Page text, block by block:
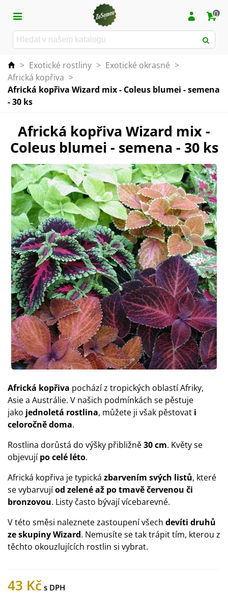
0
> Exotické rostliny > Exotické okrasné >
Africká kopřiva >
Africká kopřiva Wizard mix - Coleus blumei - semena
- 30 ks
Africká kopřiva Wizard mix -
Coleus blumei - semena - 30 ks
Africká kopřiva pochází z tropických oblastí Afriky,
Asie a Austrálie. V našich podmínkách se pěstuje
jako jednoletá rostlina, můžete ji však pěstovat i
celoročně doma.
Rostlina dorůstá do výšky přibližně30 cm. Květy se
objevujípo celé léto.
Africká kopřiva je typická zbarvením svých listů, které
se vybarvujíod zelené až po tmavě červenou či
bronzovou. Listy často bývají vícebarevné.
V této směsi naleznete zastoupení všech devíti druhů
ze skupiny Wizard. Nemusíte se tak trápit tím, kterou z
těchto okouzlujících rostlin si vybrat.
43 Kč